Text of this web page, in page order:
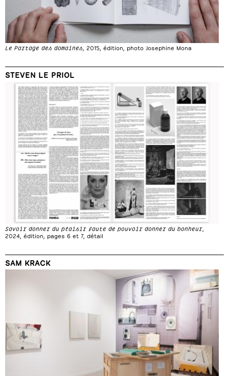
Le Partage des domaines , 2015, édition, photo Josephine Mona
STEVEN LE PRIOL
Savoir donner du plaisir faute de pouvoir donner du bonheur,
2024, édition, pages 6 et 7, détail
SAM KRACK